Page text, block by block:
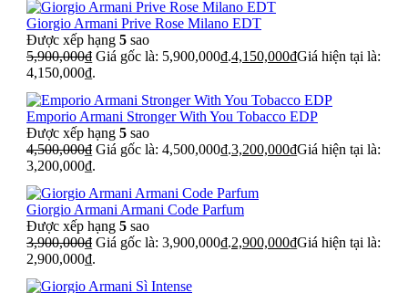
Giorgio Armani Prive Rose Milano EDT
Được xếp hạng 5 sao
5,900,000₫ Giá gốc là: 5,900,000₫.4,150,000₫Giá hiện tại là:
4,150,000₫.
Emporio Armani Stronger With You Tobacco EDP
Được xếp hạng 5 sao
4,500,000₫ Giá gốc là: 4,500,000₫.3,200,000₫Giá hiện tại là:
3,200,000₫.
Giorgio Armani Armani Code Parfum
Được xếp hạng 5 sao
3,900,000₫ Giá gốc là: 3,900,000₫.2,900,000₫Giá hiện tại là:
2,900,000₫.